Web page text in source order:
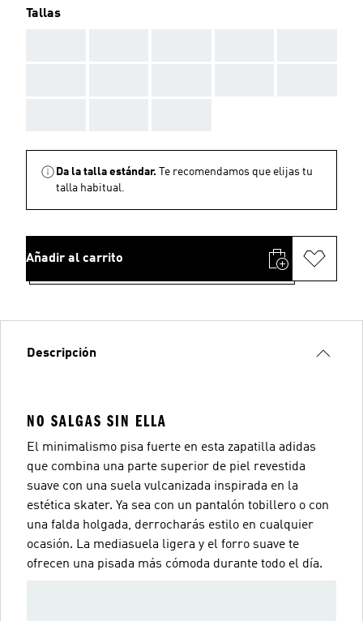
Tallas
Da la talla estándar.
Te recomendamos que elijas tu
talla habitual.
Añadir al carrito
Descripción
NO SALGAS SIN ELLA
El minimalismo pisa fuerte en esta zapatilla adidas
que combina una parte superior de piel revestida
suave con una suela vulcanizada inspirada en la
estética skater. Ya sea con un pantalón tobillero o con
una falda holgada, derrocharás estilo en cualquier
ocasión. La mediasuela ligera y el forro suave te
ofrecen una pisada más cómoda durante todo el día.